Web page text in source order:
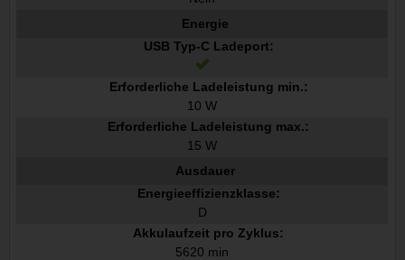
Energie
USB Typ-C Ladeport:
Erforderliche Ladeleistung min.:
10 W
Erforderliche Ladeleistung max.:
15 W
Ausdauer
Energieeffizienzklasse:
D
Akkulaufzeit pro Zyklus:
5620 min